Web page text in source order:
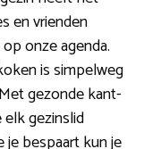
en vrienden
onze agenda.
is simpelweg
gezonde kant-
gezinslid
je bespaart kun je